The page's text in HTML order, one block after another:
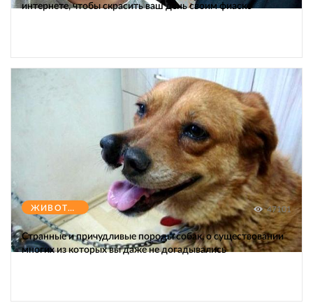
интернете, чтобы скрасить ваш день своим фиаско
ЖИВОТНЫЕ 47101
Странные и причудливые породы собак, о существовании
многих из которых вы даже не догадывались